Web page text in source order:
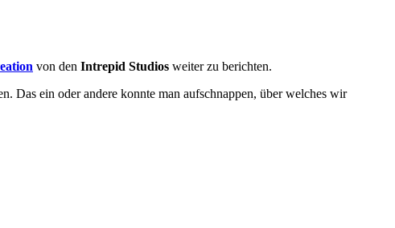
von den Intrepid Studios weiter zu berichten.
Das ein oder andere konnte man aufschnappen, über welches wir